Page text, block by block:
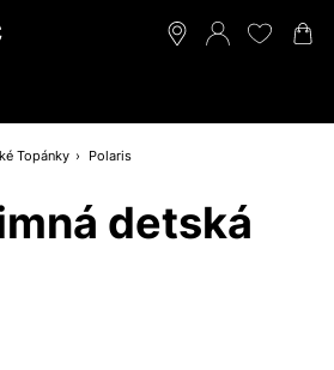
Topánky Polaris
detská